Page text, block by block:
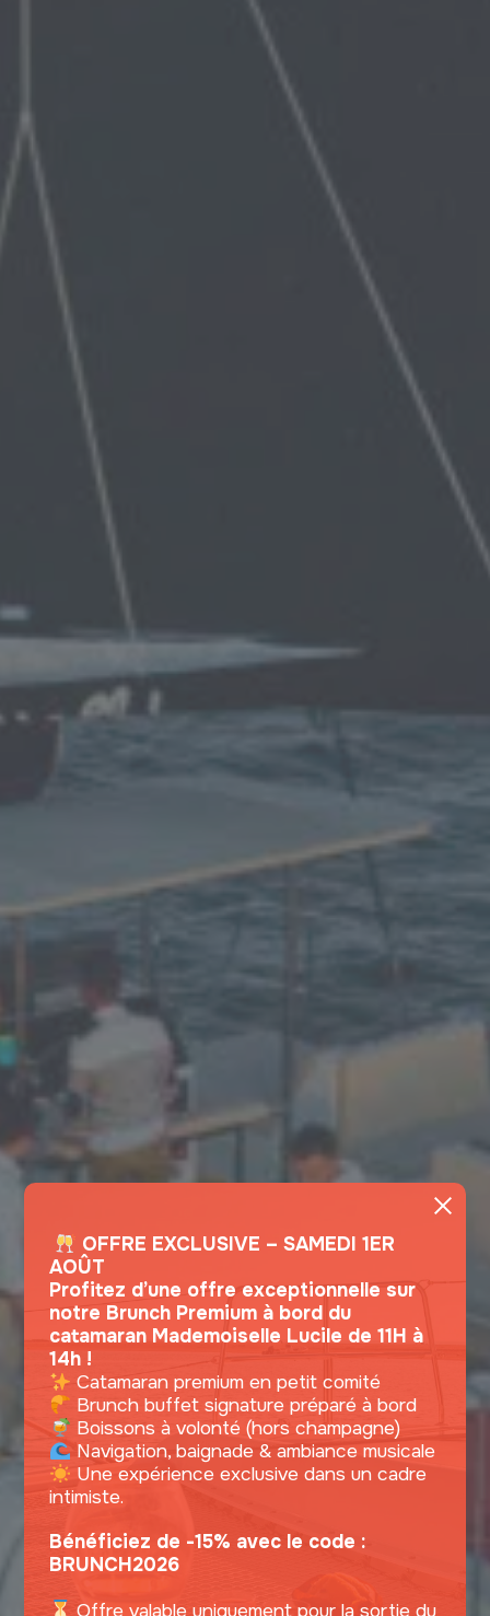
OFFRE EXCLUSIVE – SAMEDI 1ER
AOÛT
Profitez d’une offre exceptionnelle sur
notre Brunch Premium à bord du
catamaran Mademoiselle Lucile de 11H à
14h !
Catamaran premium en petit comité
Brunch buffet signature préparé à bord
Boissons à volonté (hors champagne)
Navigation, baignade & ambiance musicale
Une expérience exclusive dans un cadre
intimiste.
Bénéficiez de -15% avec le code :
BRUNCH2026
Offre valable uniquement pour la sortie du